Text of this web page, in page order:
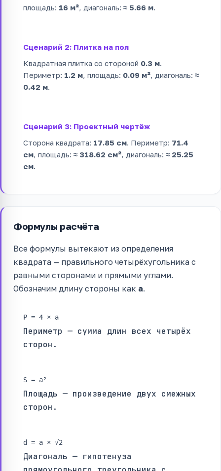
площадь: 16 м², диагональ: ≈ 5.66 м.
Сценарий 2: Плитка на пол
Квадратная плитка со стороной 0.3 м.
Периметр: 1.2 м, площадь: 0.09 м², диагональ: ≈
0.42 м.
Сценарий 3: Проектный чертёж
Сторона квадрата: 17.85 см. Периметр: 71.4
см, площадь: ≈ 318.62 см², диагональ: ≈ 25.25
см.
Формулы расчёта
Все формулы вытекают из определения
квадрата — правильного четырёхугольника с
равными сторонами и прямыми углами.
Обозначим длину стороны как a.
P = 4 × a
Периметр — сумма длин всех четырёх
сторон.
S = a²
Площадь — произведение двух смежных
сторон.
d = a × √2
Диагональ — гипотенуза